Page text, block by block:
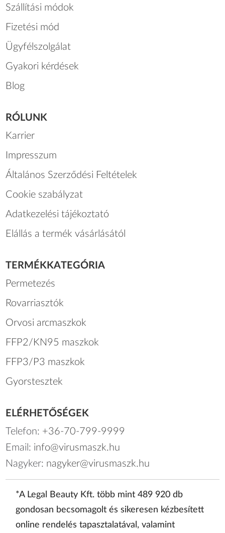
Szállítási módok
Fizetési mód
Ügyfélszolgálat
Gyakori kérdések
Blog
RÓLUNK
Karrier
Impresszum
Általános Szerződési Feltételek
Cookie szabályzat
Adatkezelési tájékoztató
Elállás a termék vásárlásától
TERMÉKKATEGÓRIA
Permetezés
Rovarriasztók
Orvosi arcmaszkok
FFP2/KN95 maszkok
FFP3/P3 maszkok
Gyorstesztek
ELÉRHETŐSÉGEK
Telefon: +36-70-799-9999
Email: info@virusmaszk.hu
Nagyker: nagyker@virusmaszk.hu
*A Legal Beauty Kft. több mint 489 920 db
gondosan becsomagolt és sikeresen kézbesített
online rendelés tapasztalatával, valamint